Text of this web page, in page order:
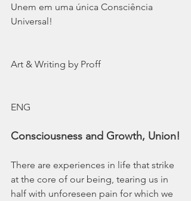
Unem em uma única Consciência
Universal!
Art & Writing by Proff
ENG
Consciousness and Growth, Union!
There are experiences in life that strike
at the core of our being, tearing us in
half with unforeseen pain for which we